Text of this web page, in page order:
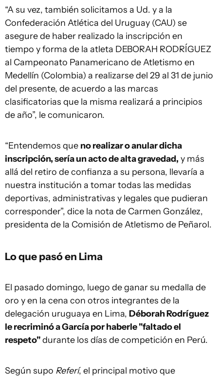
“A su vez, también solicitamos a Ud. y a la
Confederación Atlética del Uruguay (CAU) se
asegure de haber realizado la inscripción en
tiempo y forma de la atleta DEBORAH RODRÍGUEZ
al Campeonato Panamericano de Atletismo en
Medellín (Colombia) a realizarse del 29 al 31 de junio
del presente, de acuerdo a las marcas
clasificatorias que la misma realizará a principios
de año”, le comunicaron.
“Entendemos que no realizar o anular dicha
inscripción, sería un acto de alta gravedad, y más
allá del retiro de confianza a su persona, llevaría a
nuestra institución a tomar todas las medidas
deportivas, administrativas y legales que pudieran
corresponder”, dice la nota de Carmen González,
presidenta de la Comisión de Atletismo de Peñarol.
Lo que pasó en Lima
El pasado domingo, luego de ganar su medalla de
oro y en la cena con otros integrantes de la
delegación uruguaya en Lima, Déborah Rodríguez
le recriminó a García por haberle "faltado el
respeto"durante los días de competición en Perú.
Según supo Referí, el principal motivo que